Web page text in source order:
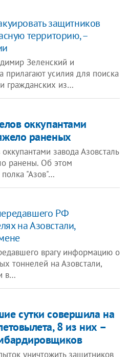
защитников
территорию, –
Зеленский и
прилагают усилия для поиска
гражданских из…
оккупантами
раненых
завода Азовсталь
ранены. Об этом
"Азов"…
РФ
на Азовстали,
врагу информацию о
тоннелей на Азовстали,
в…
сутки совершила на
8 из них –
уничтожить защитников